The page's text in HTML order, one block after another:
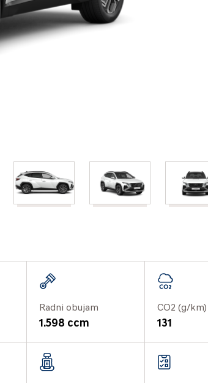
Radni obujam
1.598 ccm
CO2 (g/km)
131